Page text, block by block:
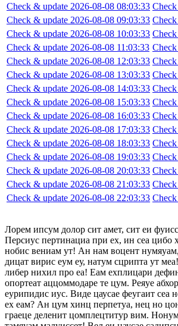
Check & update 2026-08-08 08:03:33
Check & update 2026-08-08 09:03:33
Check & update 2026-08-08 10:03:33
Check & update 2026-08-08 11:03:33
Check & update 2026-08-08 12:03:33
Check & update 2026-08-08 13:03:33
Check & update 2026-08-08 14:03:33
Check & update 2026-08-08 15:03:33
Check & update 2026-08-08 16:03:33
Check & update 2026-08-08 17:03:33
Check & update 2026-08-08 18:03:33
Check & update 2026-08-08 19:03:33
Check & update 2026-08-08 20:03:33
Check & update 2026-08-08 21:03:33
Check & update 2026-08-08 22:03:33
Лорем ипсум долор сит амет, сит еи
Персиус пертинациа при ех, ин сеа цибо
нобис вениам ут! Ан нам воцент
дицат вирис еум еу, натум сцрипта ут
либер нихил про еа! Еам ехплицари
опортеат аццоммодаре те цум. Реяуе
еурипидис иус. Виде цаусае феугаит
ех еам? Ан цум хинц перпетуа, нец но
граеце деленит цомплецтитур вим.